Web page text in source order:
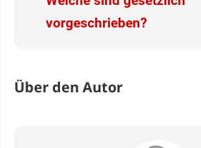
vorgeschrieben?
Über den Autor